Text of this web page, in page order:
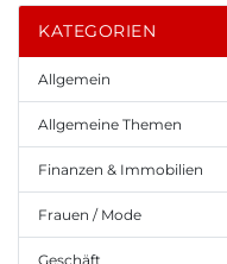
KATEGORIEN
Allgemein
Allgemeine Themen
Finanzen & Immobilien
Frauen / Mode
Geschäft